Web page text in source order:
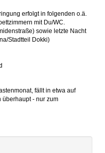
erfolgt in folgenden o.ä.
mit Du/WC.
sowie letzte Nacht
Stadtteil Dokki)
fällt in etwa auf
überhaupt - nur zum